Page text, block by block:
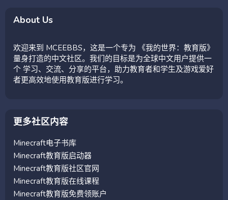
About Us
欢迎来到 MCEEBBS，这是一个专为 《我的世界：教育版》
量身打造的中文社区。我们的目标是为全球中文用户提供一
个 学习、交流、分享的平台，助力教育者和学生及游戏爱好
者更高效地使用教育版进行学习。
更多社区内容
Minecraft电子书库
Minecraft教育版启动器
Minecraft教育版社区官网
Minecraft教育版在线课程
Minecraft教育版免费领账户